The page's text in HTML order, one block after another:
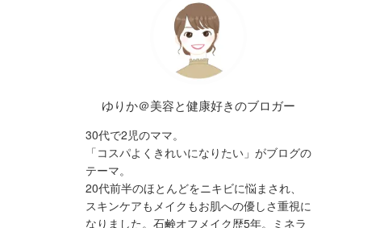
ゆりか＠美容と健康好きのブロガー
30代で2児のママ。
「コスパよくきれいになりたい」がブログの
テーマ。
20代前半のほとんどをニキビに悩まされ、
スキンケアもメイクもお肌への優しさ重視に
なりました。石鹸オフメイク歴5年。ミネラ